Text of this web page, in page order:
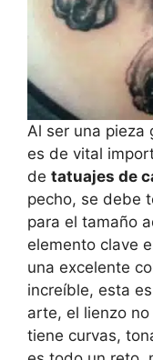
Al ser una pieza
es de vital
de tatuajes de
pecho, se debe
para el tamaño
elemento clave
una excelente
increíble, esta
arte, el lienzo
tiene curvas,